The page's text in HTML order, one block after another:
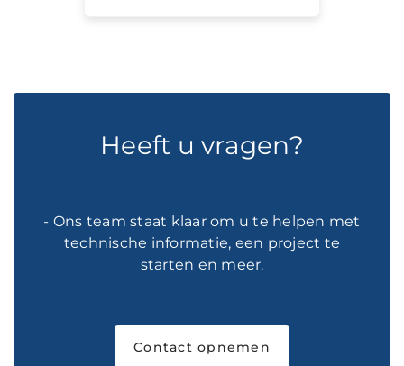
Heeft u vragen?
- Ons team staat klaar om u te helpen met
technische informatie, een project te
starten en meer.
Contact opnemen